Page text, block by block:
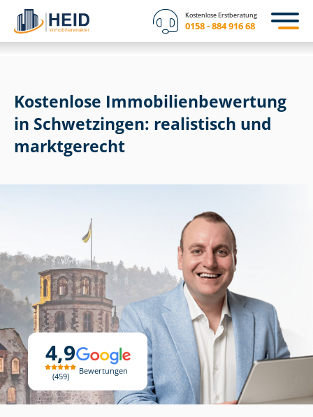
Kostenlose Erstberatung
0158 - 884 916 68
4,9
459
Bewertungen
Kostenlose Im­mo­bi­li­en­be­wer­tung
in Schwetzingen: realistisch und
marktgerecht